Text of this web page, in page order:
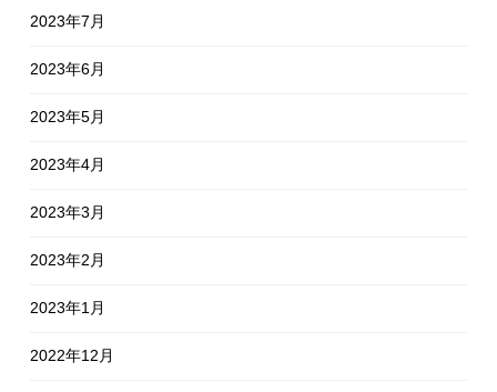
2023年7月
2023年6月
2023年5月
2023年4月
2023年3月
2023年2月
2023年1月
2022年12月